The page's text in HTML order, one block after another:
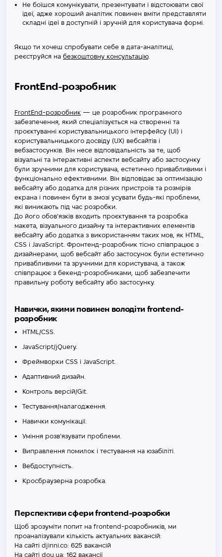
Не боїшся комунікувати, презентувати і відстоювати свої
ідеї, адже хороший аналітик повинен вміти представляти
складні ідеї в доступній і зручній для користувача формі.
Якщо ти хочеш спробувати себе в дата-аналітиці,
реєструйся на безкоштовну консультацію.
FrontEnd-розробник
FrontEnd-розробник — це розробник програмного
забезпечення, який спеціалізується на створенні та
проєктуванні користувальницького інтерфейсу (UI) і
користувальницького досвіду (UX) вебсайтів і
вебзастосунків. Він несе відповідальність за те, щоб
візуальні та інтерактивні аспекти вебсайту або застосунку
були зручними для користувача, естетично привабливими і
функціонально ефективними. Він відповідає за оптимізацію
вебсайту або додатка для різних пристроїв та розмірів
екрана і повинен бути в змозі усувати будь-які проблеми,
які виникають під час розробки.
До його обов’язків входить проєктування та розробка
макета, візуального дизайну та інтерактивних елементів
вебсайту або додатка з використанням таких мов, як HTML,
CSS і JavaScript. Фронтенд-розробник тісно співпрацює з
дизайнерами, щоб вебсайт або застосунок були естетично
привабливими та зручними для користувача, а також
співпрацює з бекенд-розробниками, щоб забезпечити
правильну роботу вебсайту або застосунку.
Навички, якими повинен володіти frontend-
розробник
HTML/CSS.
JavaScript/jQuery.
Фреймворки CSS і JavaScript.
Адаптивний дизайн.
Контроль версій/Git.
Тестування/налагодження.
Навички комунікації.
Уміння розв’язувати проблеми.
Виправлення помилок і тестування на юзабіліті.
Вебдоступність.
Кросбраузерна розробка.
Перспективи сфери frontend-розробки
Щоб зрозуміти попит на frontend-розробників, ми
проаналізували кількість актуальних вакансій:
На сайті djinni.co: 625 вакансій
На сайті dou.ua: 162 вакансії